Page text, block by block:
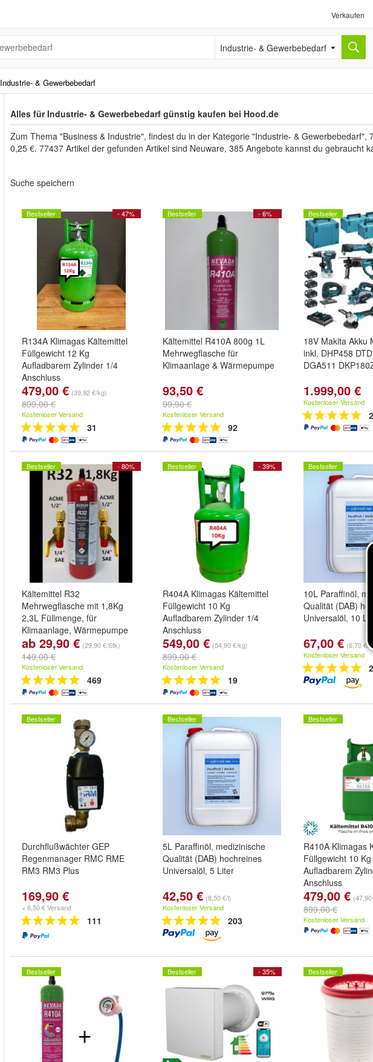
Verkaufen
Industrie- & Gewerbebedarf
Industrie- & Gewerbebedarf
Alles für Industrie- & Gewerbebedarf günstig kaufen bei Hood.de
Zum Thema "Business & Industrie", findest du in der Kategorie "Industrie- &
0,25 €. 77437 Artikel der gefunden Artikel sind Neuware, 385 Angebote kannst du gebraucht
Suche speichern
- 47%
Bestseller
R134A Klimagas Kältemittel
Füllgewicht 12 Kg
Aufladbarem Zylinder 1/4
Anschluss
479,00 € (39,92 €/kg)
899,00 €
Kostenloser Versand
31
- 6%
Bestseller
Kältemittel R410A 800g 1L
Mehrwegflasche für
Klimaanlage & Wärmepumpe
93,50 €
99,90 €
Kostenloser Versand
92
Bestseller
18V Makita Akku
inkl. DHP458
DGA511
1.999,00 €
Kostenloser Versand
- 80%
Bestseller
Kältemittel R32
Mehrwegflasche mit 1,8Kg
2,3L Füllmenge, für
Klimaanlage, Wärmepumpe
Variante:Flasche gefüllt ohne
Ventil,Flasche gefüllt mit Ventil
undnur das Ventil
ab 29,90 € (29,90 €/Stk)
149,00 €
Kostenloser Versand
469
- 39%
Bestseller
R404A Klimagas Kältemittel
Füllgewicht 10 Kg
Aufladbarem Zylinder 1/4
Anschluss
549,00 € (54,90 €/kg)
899,00 €
Kostenloser Versand
19
Bestseller
10L Paraffinöl,
Qualität (DAB)
Universalöl, 10 Liter
67,00 € (6,70 €/l)
Kostenloser Versand
Bestseller
Durchflußwächter GEP
Regenmanager RMC RME
RM3 RM3 Plus
169,90 €
+ 6,50 € Versand
111
Bestseller
5L Paraffinöl, medizinische
Qualität (DAB) hochreines
Universalöl, 5 Liter
42,50 € (8,50 €/l)
Kostenloser Versand
203
Bestseller
R410A Klimagas
Füllgewicht 10 Kg
Aufladbarem
Anschluss
479,00 €
899,00 €
Kostenloser Versand
Bestseller - 35%
Bestseller Bestseller